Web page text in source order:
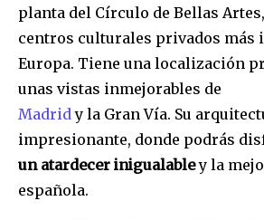
planta del Círculo de Bellas
centros culturales privados más
Europa. Tiene una localización
unas vistas inmejorables de
Madridy la Gran Vía. Su
impresionante, donde podrás
un atardecer inigualabley la
española.